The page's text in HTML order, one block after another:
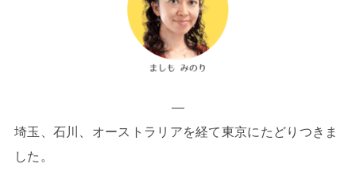
—
埼玉、石川、オーストラリアを経て東京にたどりつきま
した。